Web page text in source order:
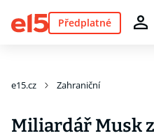
Předplatné
e15.cz Zahraniční
Miliardář Musk